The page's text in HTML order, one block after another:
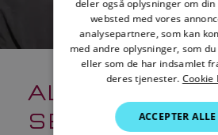
ALPHA OG
SEJLADS
deler også oplysninger om
websted med vores
analysepartnere, som kan
med andre oplysninger, som
eller som de har indsamlet
deres tjenester. Cookie
ACCEPTER ALLE